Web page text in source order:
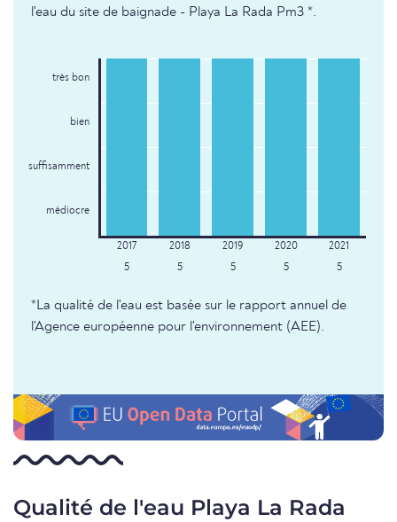
l'eau du site de baignade - Playa La Rada Pm3 *.
très bon
bien
suffisamment
médiocre
5 5 5 5 5
*La qualité de l'eau est basée sur le rapport annuel de
l'Agence européenne pour l'environnement (AEE).
Qualité de l'eau Playa La Rada